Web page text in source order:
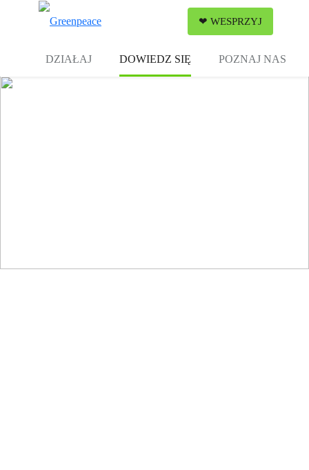
❤ WESPRZYJ
DZIAŁAJ DOWIEDZ SIĘ POZNAJ NAS